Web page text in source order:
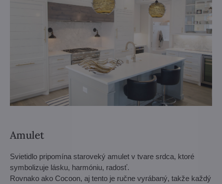
Amulet
Svietidlo pripomína staroveký amulet v tvare srdca, ktoré
symbolizuje lásku, harmóniu, radosť.
Rovnako ako Cocoon, aj tento je ručne vyrábaný, takže každý